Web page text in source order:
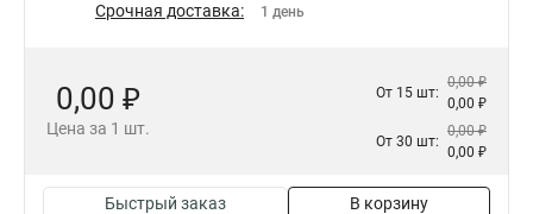
Срочная доставка: 1 день
0,00 ₽
Цена за 1 шт.
От 15 шт:
0,00 ₽
0,00 ₽
От 30 шт:
0,00 ₽
0,00 ₽
Быстрый заказ В корзину